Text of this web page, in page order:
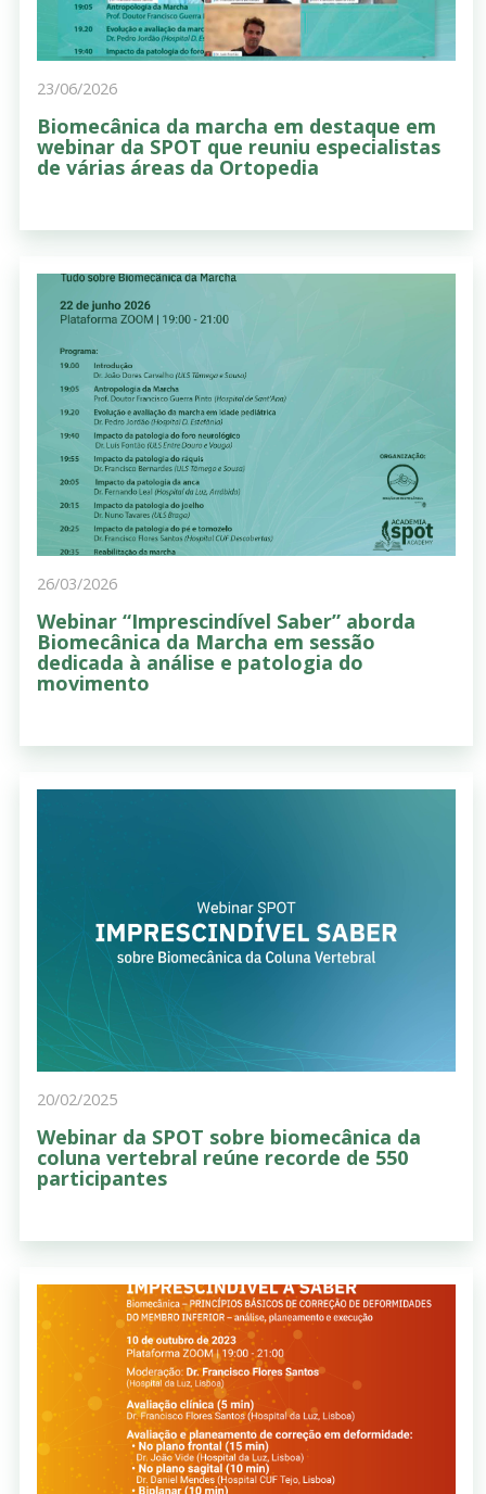
23/06/2026
Biomecânica da marcha em destaque em
webinar da SPOT que reuniu especialistas
de várias áreas da Ortopedia
26/03/2026
Webinar “Imprescindível Saber” aborda
Biomecânica da Marcha em sessão
dedicada à análise e patologia do
movimento
20/02/2025
Webinar da SPOT sobre biomecânica da
coluna vertebral reúne recorde de 550
participantes